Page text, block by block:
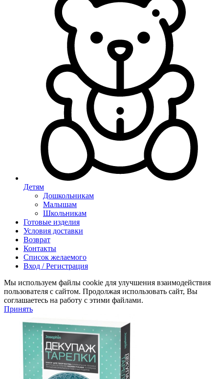
Детям
Дошкольникам
Малышам
Школьникам
Готовые изделия
Условия доставки
Возврат
Контакты
Список желаемого
Вход / Регистрация
Мы используем файлы cookie для улучшения взаимодействия
пользователя с сайтом. Продолжая использовать сайт, Вы
соглашаетесь на работу с этими файлами.
Принять